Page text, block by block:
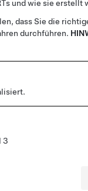
und wie sie erstellt
dass Sie die
durchführen.
3